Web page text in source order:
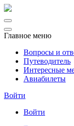
Главное меню
Вопросы и
Путеводитель
Интересные
Авиабилеты
Войти
Войти